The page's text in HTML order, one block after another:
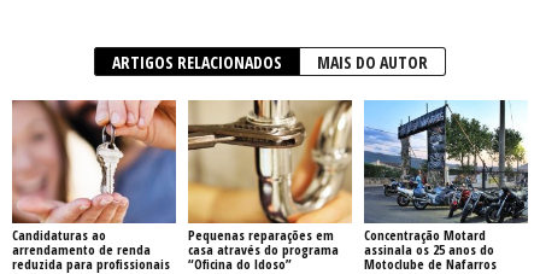
ARTIGOS RELACIONADOS MAIS DO AUTOR
Candidaturas ao
arrendamento de renda
reduzida para profissionais
Pequenas reparações em
casa através do programa
“Oficina do Idoso”
Concentração Motard
assinala os 25 anos do
Motoclube de Nafarros